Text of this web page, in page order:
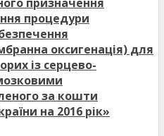
процедури
оксигенація) для
із серцево-
за кошти
на 2016 рік»